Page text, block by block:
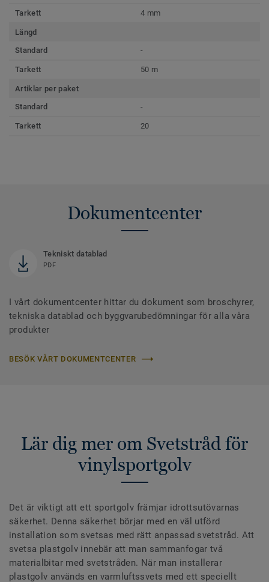
Tarkett 4 mm
Längd
Standard
-
Tarkett 50 m
Artiklar per paket
Standard
-
Tarkett 20
Dokumentcenter
Tekniskt datablad
PDF
I vårt dokumentcenter hittar du dokument som broschyrer,
tekniska datablad och byggvarubedömningar för alla våra
produkter
BESÖK VÅRT DOKUMENTCENTER
Lär dig mer om Svetstråd för
vinylsportgolv
Det är viktigt att ett sportgolv främjar idrottsutövarnas
säkerhet. Denna säkerhet börjar med en väl utförd
installation som svetsas med rätt anpassad svetstråd. Att
svetsa plastgolv innebär att man sammanfogar två
materialbitar med svetstråden. När man installerar
plastgolv används en varmluftssvets med ett speciellt